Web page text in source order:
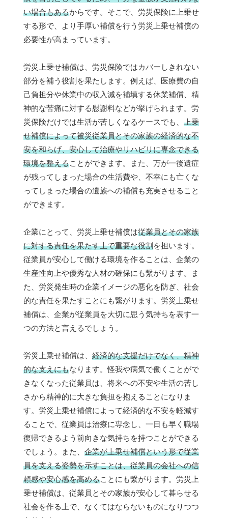
い場合もあるからです。そこで、労災保険に上乗せ
する形で、より手厚い補償を行う労災上乗せ補償の
必要性が高まっています。
労災上乗せ補償は、労災保険ではカバーしきれない
部分を補う役割を果たします。例えば、医療費の自
己負担分や休業中の収入減を補填する休業補償、精
神的な苦痛に対する慰謝料などが挙げられます。労
災保険だけでは生活が苦しくなるケースでも、 上乗
せ補償によって被災従業員とその家族の経済的な不
安を和らげ、安心して治療やリハビリに専念できる
環境を整えることができます。また、万が一後遺症
が残ってしまった場合の生活費や、不幸にも亡くな
ってしまった場合の遺族への補償も充実させること
ができます。
企業にとって、労災上乗せ補償は従業員とその家族
に対する責任を果たす上で重要な役割を担います。
従業員が安心して働ける環境を作ることは、企業の
生産性向上や優秀な人材の確保にも繋がります。ま
た、労災発生時の企業イメージの悪化を防ぎ、社会
的な責任を果たすことにも繋がります。労災上乗せ
補償は、企業が従業員を大切に思う気持ちを表す一
つの方法と言えるでしょう。
労災上乗せ補償は、 経済的な支援だけでなく、精神
的な支えにもなります。怪我や病気で働くことがで
きなくなった従業員は、将来への不安や生活の苦し
さから精神的に大きな負担を抱えることになりま
す。労災上乗せ補償によって経済的な不安を軽減す
ることで、従業員は治療に専念し、一日も早く職場
復帰できるよう前向きな気持ちを持つことができる
でしょう。また、 企業が上乗せ補償という形で従業
員を支える姿勢を示すことは、従業員の会社への信
頼感や安心感を高めることにも繋がります。労災上
乗せ補償は、従業員とその家族が安心して暮らせる
社会を作る上で、なくてはならないものになりつつ